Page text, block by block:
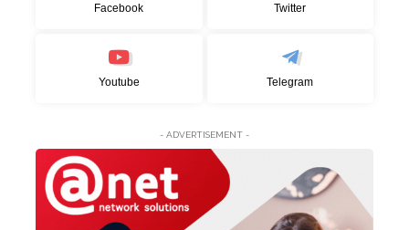
Facebook Twitter
Youtube Telegram
- ADVERTISEMENT -